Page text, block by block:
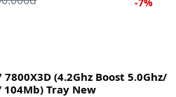
7800X3D (4.2Ghz Boost 5.0Ghz/
Tray New